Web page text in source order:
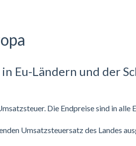
Eu-Ländern und der
Die Endpreise sind in alle
Umsatzsteuersatz des Landes